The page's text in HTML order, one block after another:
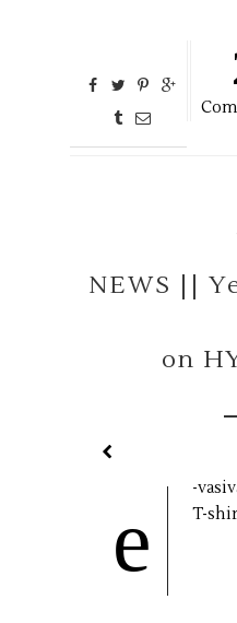
NEWS ||
on
e
-
T-